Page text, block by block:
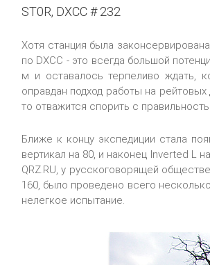
ST0R, DXCC # 232
Хотя станция была
по DXCC - это всегда большой
м и оставалось терпеливо ждать,
оправдан подход работы на
то отважится спорить с
Ближе к концу экспедиции стала
вертикал на 80, и наконец Inverted L
QRZ.RU, у русскоговорящей
160, было проведено всего
нелегкое испытание.